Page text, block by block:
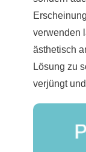
verwenden
ästhetisch
Lösung zu
verjüngt